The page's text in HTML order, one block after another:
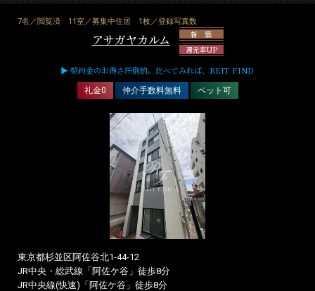
7名／閲覧済 11室／募集中住居 1枚／登録写真数
アサガヤカルム
新 築
還元率UP
▶ 契約金のお得さ圧倒的。比べてみれば、REIT FIND
礼金0 仲介手数料無料 ペット可
東京都杉並区阿佐谷北1-44-12
JR中央・総武線「阿佐ケ谷」徒歩8分
JR中央線(快速)「阿佐ケ谷」徒歩8分